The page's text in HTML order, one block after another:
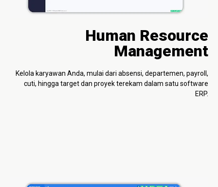
Human Resource
Management
Kelola karyawan Anda, mulai dari absensi, departemen, payroll,
cuti, hingga target dan proyek terekam dalam satu software
ERP.